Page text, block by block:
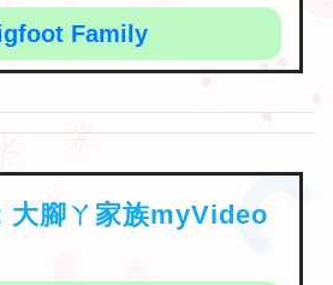
Family
大腳ㄚ家族myVideo